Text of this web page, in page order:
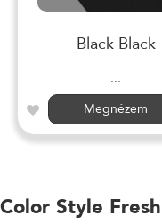
Black Black
...
Megnézem
Color Style Fresh